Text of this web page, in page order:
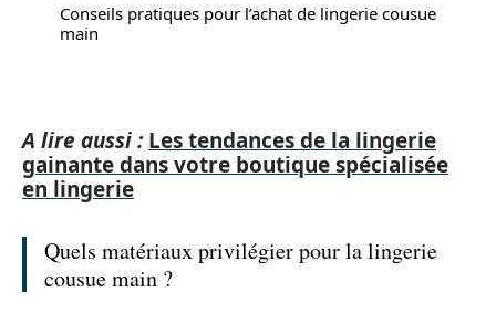
Conseils pratiques pour l’achat de lingerie cousue
main
A lire aussi : Les tendances de la lingerie
gainante dans votre boutique spécialisée
en lingerie
Quels matériaux privilégier pour la lingerie
cousue main ?